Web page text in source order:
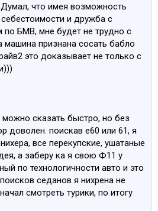
что имея возможность
и дружба с
по БМВ, мне будет не трудно с
машина признана сосать бабло
это доказывает не только с
сказать быстро, но без
доволен. поискав е60 или 61, я
все перекупские, ушатаные
а заберу ка я свою Ф11 у
по технологичности авто и это
седанов я нихрена не
смотреть турики, по итогу